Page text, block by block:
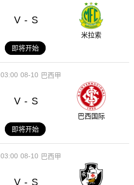
V - S
米拉索
即将开始
08-10
03:00 巴西甲
V - S
巴西国际
即将开始
08-10
03:00 巴西甲
V - S